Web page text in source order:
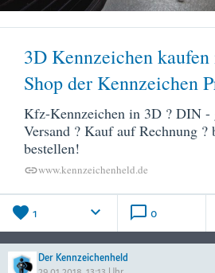
3D Kennzeichen
Shop der Kennzeichen
Kfz-Kennzeichen in 3D ? DIN -
Versand ? Kauf auf Rechnung ?
bestellen!
linkwww.kennzeichenheld.de
favorite 1 keyboard_arrow_down chat_bubble_outline 0
Der Kennzeichenheld